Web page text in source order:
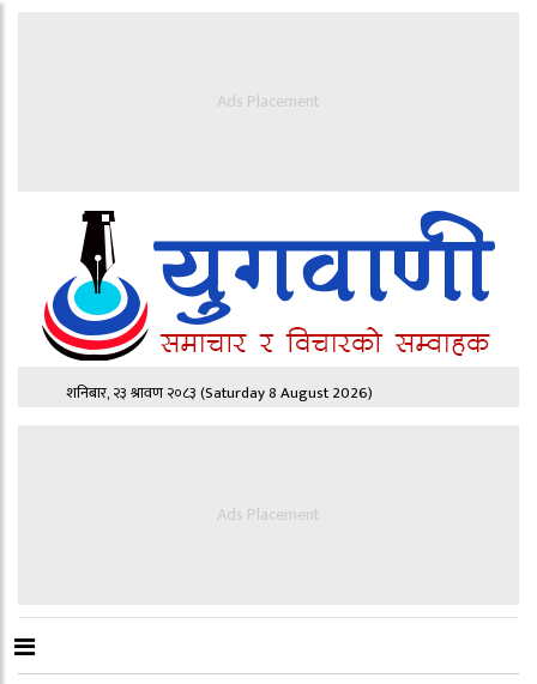
Ads Placement
शनिबार, २३ श्रावण २०८३(Saturday 8 August 2026)
Ads Placement